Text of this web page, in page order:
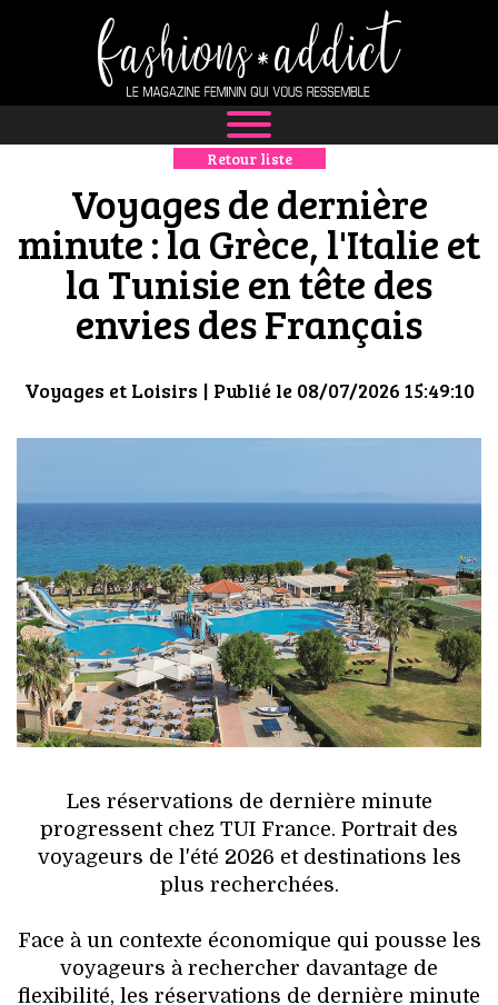
NEWS
MODE
LUXE
DÉFILÉS
BOUTIQUE
CULTURE
HIGH TECH
MAISON
AUTO
LIEUX TENDANCES
BEAUTÉ
MODE DE RUE
JEUNES CRÉATEURS
HISTOIRE DES MARQUES
DÉCO
Retour liste
Voyages de dernière
minute : la Grèce, l'Italie et
la Tunisie en tête des
envies des Français
Voyages et Loisirs | Publié le 08/07/2026 15:49:10
Les réservations de dernière minute
progressent chez TUI France. Portrait des
voyageurs de l'été 2026 et destinations les
plus recherchées.
Face à un contexte économique qui pousse les
voyageurs à rechercher davantage de
flexibilité, les réservations de dernière minute